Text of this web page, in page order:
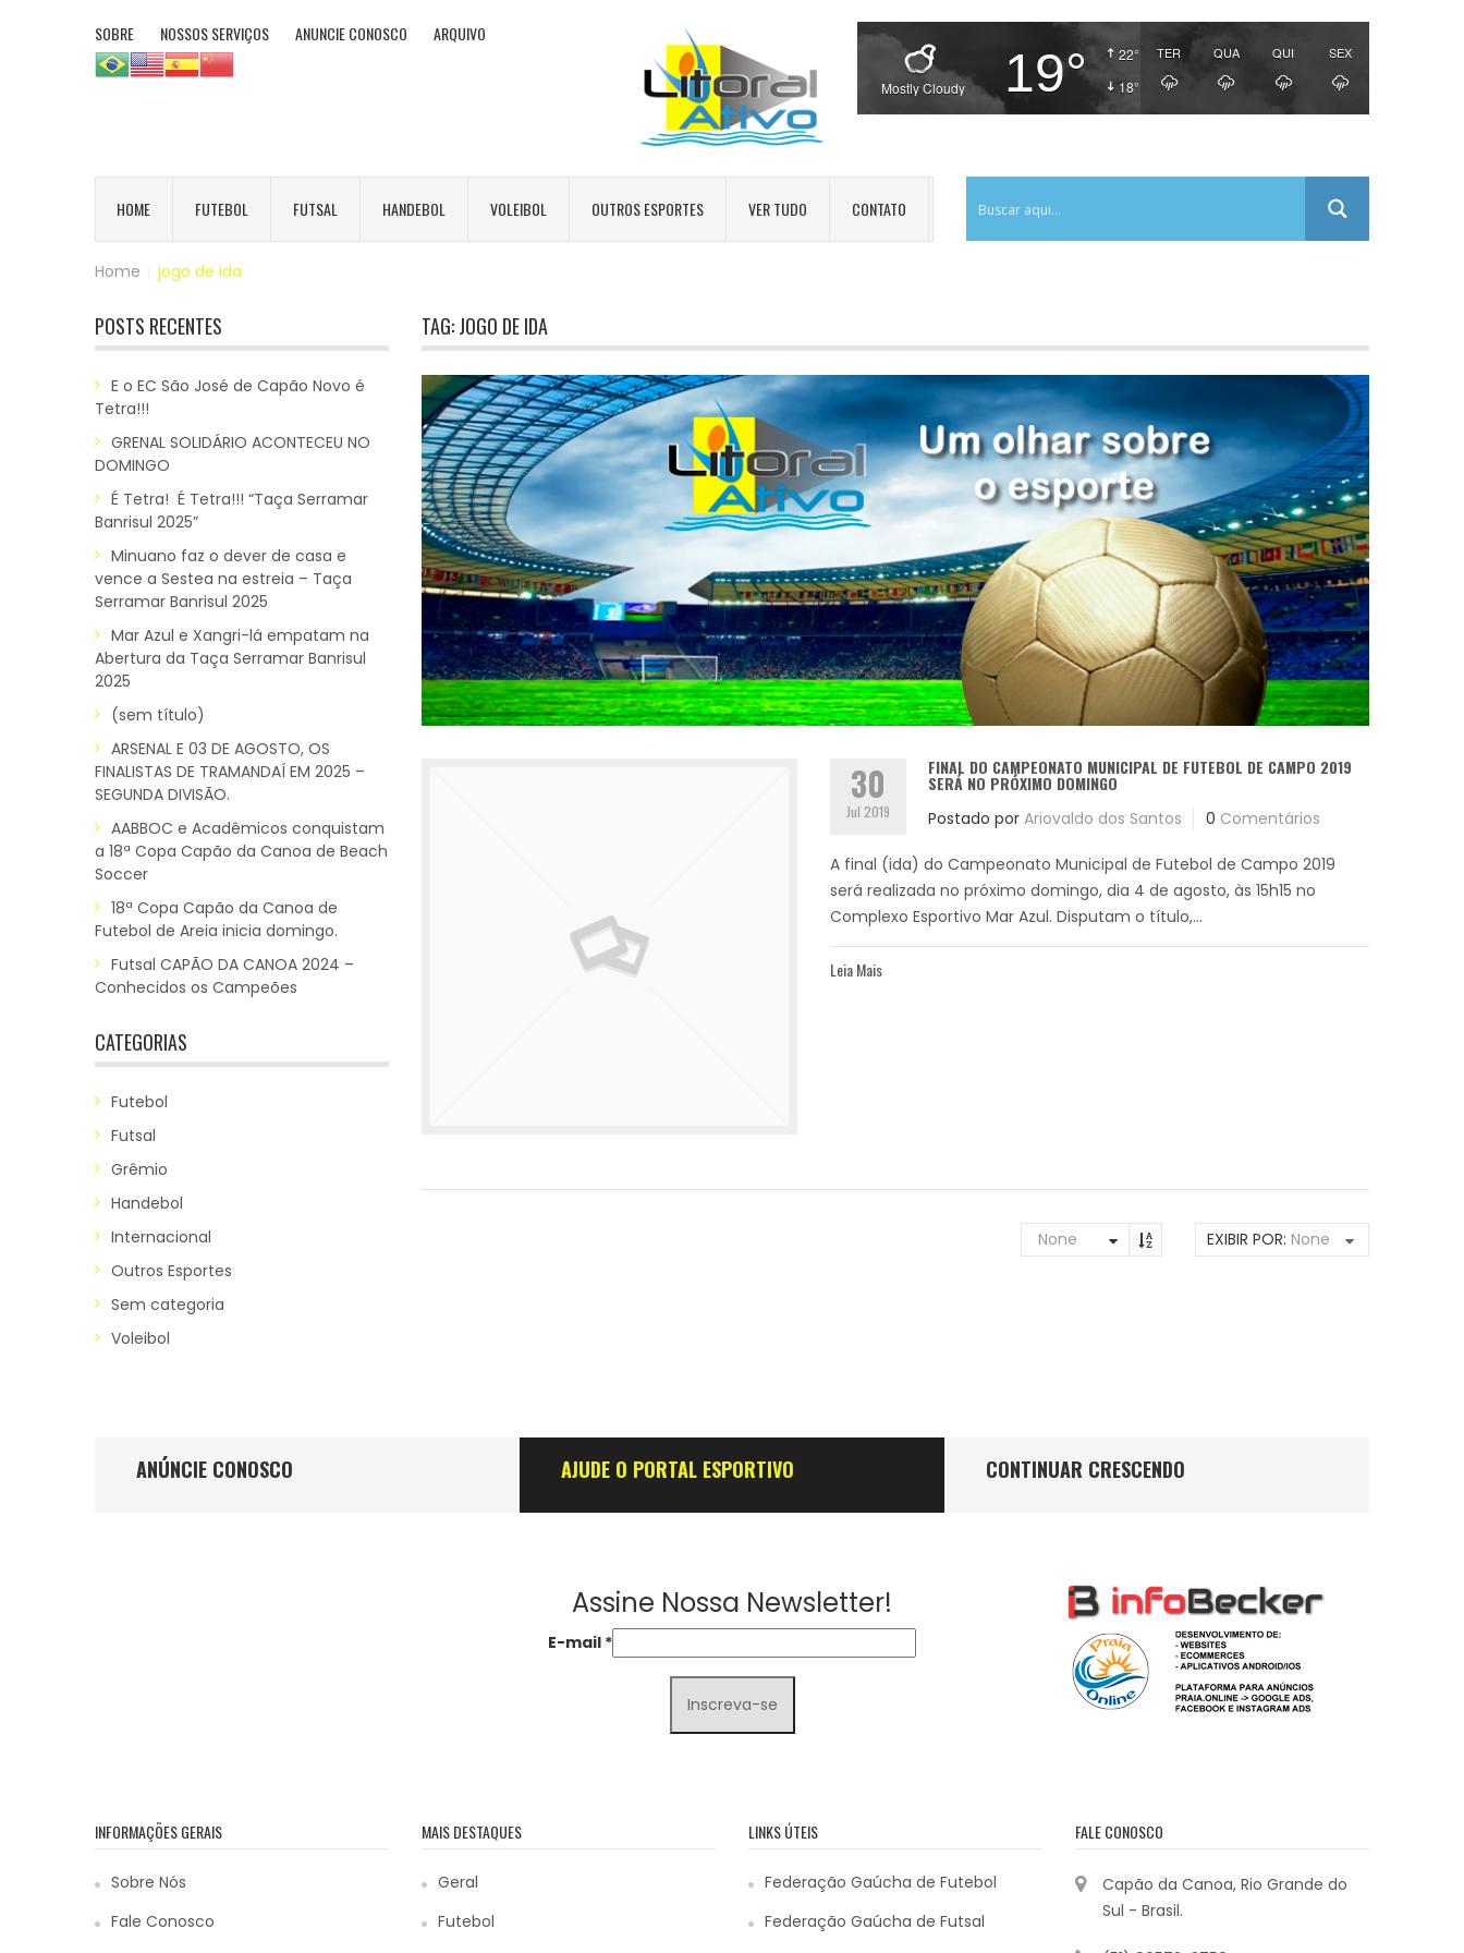
SOBRE NOSSOS SERVIÇOS ANUNCIE CONOSCO ARQUIVO
22°
18°
Mostly Cloudy 19° TER QUA QUI SEX
HOME FUTEBOL FUTSAL HANDEBOL VOLEIBOL OUTROS ESPORTES VER TUDO CONTATO
Home jogo de ida
POSTS RECENTES
E o EC São José de Capão Novo é
Tetra!!!
GRENAL SOLIDÁRIO ACONTECEU NO
DOMINGO
É Tetra! É Tetra!!! “Taça Serramar
Banrisul 2025”
Minuano faz o dever de casa e
vence a Sestea na estreia – Taça
Serramar Banrisul 2025
Mar Azul e Xangri-lá empatam na
Abertura da Taça Serramar Banrisul
2025
(sem título)
ARSENAL E 03 DE AGOSTO, OS
FINALISTAS DE TRAMANDAÍ EM 2025 –
SEGUNDA DIVISÃO.
AABBOC e Acadêmicos conquistam
a 18ª Copa Capão da Canoa de Beach
Soccer
18ª Copa Capão da Canoa de
Futebol de Areia inicia domingo.
Futsal CAPÃO DA CANOA 2024 –
Conhecidos os Campeões
CATEGORIAS
Futebol
Futsal
Grêmio
Handebol
Internacional
Outros Esportes
Sem categoria
Voleibol
TAG:JOGO DE IDA
30
Jul 2019
FINAL DO CAMPEONATO MUNICIPAL DE FUTEBOL DE CAMPO 2019
SERÁ NO PRÓXIMO DOMINGO
Postado por Ariovaldo dos Santos 0 Comentários
A final (ida) do Campeonato Municipal de Futebol de Campo 2019
será realizada no próximo domingo, dia 4 de agosto, às 15h15 no
Complexo Esportivo Mar Azul. Disputam o título,...
Leia Mais
None EXIBIR POR: None
ANÚNCIE CONOSCO AJUDE O PORTAL ESPORTIVO CONTINUAR CRESCENDO
Assine Nossa Newsletter!
E-mail *
INFORMAÇÕES GERAIS
Sobre Nós
Fale Conosco
MAIS DESTAQUES
Geral
Futebol
LINKS ÚTEIS
Federação Gaúcha de Futebol
Federação Gaúcha de Futsal
FALE CONOSCO
Capão da Canoa, Rio Grande do
Sul - Brasil.